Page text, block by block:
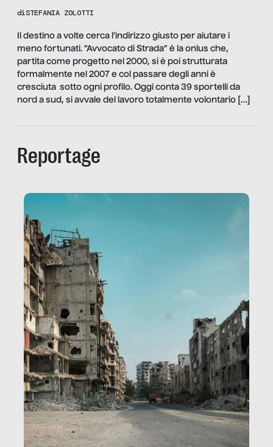
diSTEFANIA ZOLOTTI
Il destino a volte cerca l’indirizzo giusto per aiutare i
meno fortunati. “Avvocato di Strada” è la onlus che,
partita come progetto nel 2000, si è poi strutturata
formalmente nel 2007 e col passare degli anni è
cresciuta sotto ogni profilo. Oggi conta 39 sportelli da
nord a sud, si avvale del lavoro totalmente volontario […]
Reportage